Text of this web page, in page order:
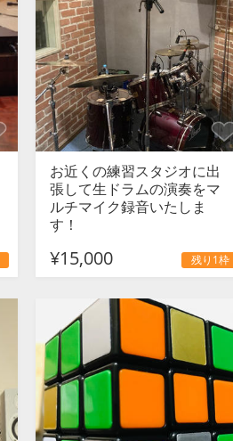
お近くの練習スタジオに出
張して生ドラムの演奏をマ
ルチマイク録音いたしま
す！
¥15,000 残り1枠